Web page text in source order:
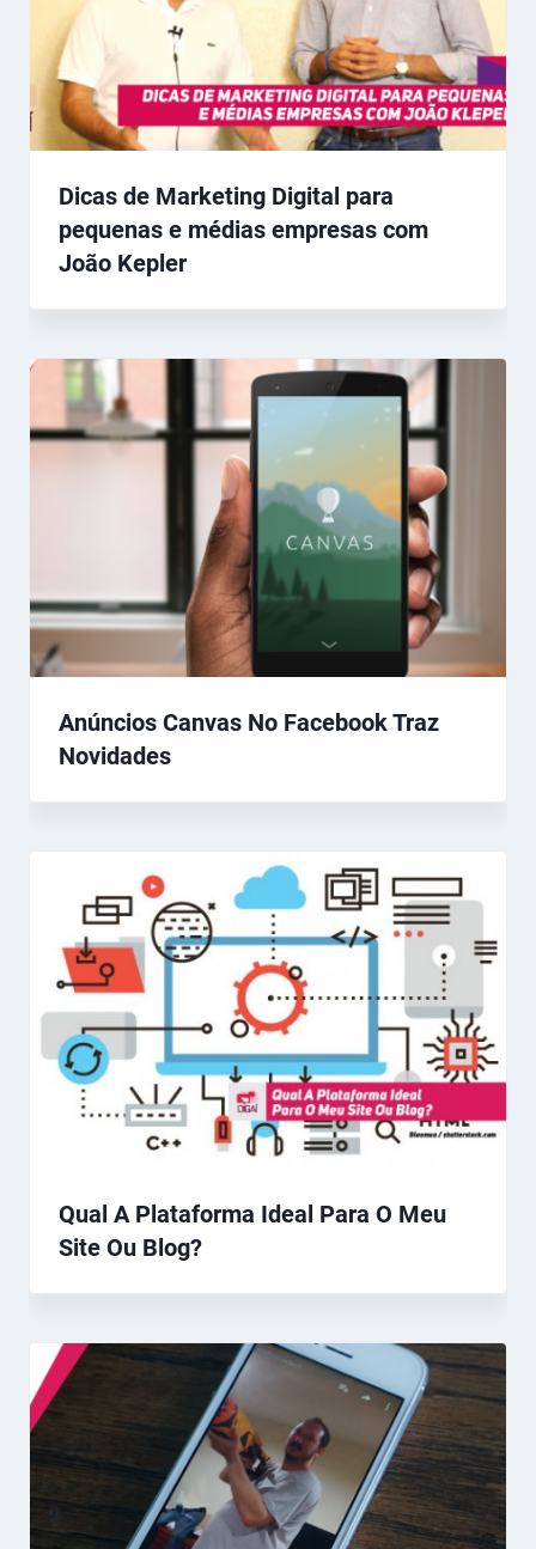
Dicas de Marketing Digital para
pequenas e médias empresas com
João Kepler
Anúncios Canvas No Facebook Traz
Novidades
Qual A Plataforma Ideal Para O Meu
Site Ou Blog?